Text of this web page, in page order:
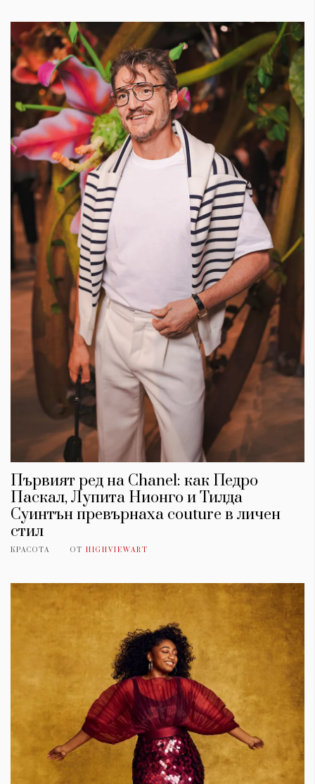
Първият ред на Chanel: как Педро
Паскал, Лупита Нионго и Тилда
Суинтън превърнаха couture в личен
стил
КРАСОТА ОТ HIGHVIEWART